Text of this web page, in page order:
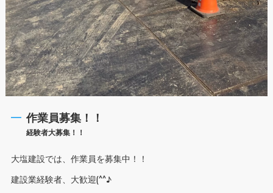
作業員募集！！
経験者大募集！！
大塩建設では、作業員を募集中！！
建設業経験者、大歓迎(^^♪